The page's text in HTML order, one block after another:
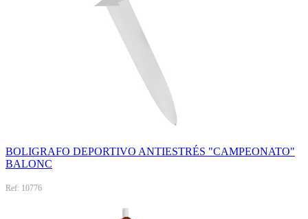
BOLIGRAFO DEPORTIVO ANTIESTRÉS "CAMPEONATO"
BALONC
Ref: 10776